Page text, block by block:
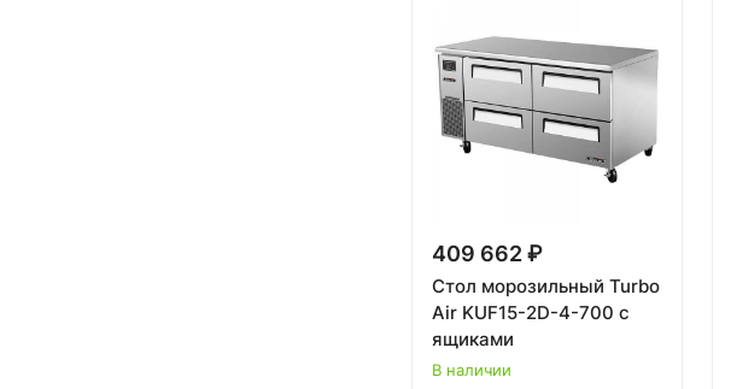
409 662 ₽
Стол морозильный Turbo
Air KUF15-2D-4-700 с
ящиками
В наличии